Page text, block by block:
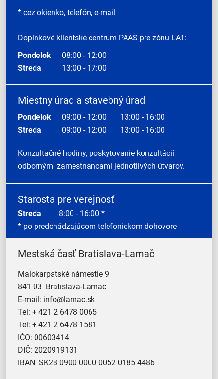
* cez okienko, telefón, e-mail
Doplnkové klientske centrum PAAS pre zónu LA1:
Pondelok
08:00 - 12:00
Streda
13:00 - 17:00
Miestny úrad a stavebný úrad
Pondelok 09:00 - 12:00
13:00 - 16:00
Streda
09:00 - 12:00 13:00 - 16:00
Konzultačné hodiny, poskytovanie konzultácií
odbornými zamestnancami jednotlivých útvarov.
Starosta pre verejnosť
Streda 8:00 - 16:00 *
* po predchádzajúcom telefonickom dohovore
Mestská časť Bratislava-Lamač
Malokarpatské námestie 9
841 03 Bratislava-Lamač
E-mail: info@lamac.sk
Tel: + 421 2 6478 0065
Tel: + 421 2 6478 1581
IČO: 00603414
DIČ: 2020919131
IBAN: SK28 0900 0000 0052 0185 4486